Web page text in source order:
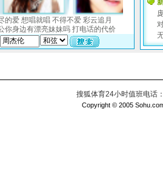
搜狐体育24小时值班电话
Copyright © 2005